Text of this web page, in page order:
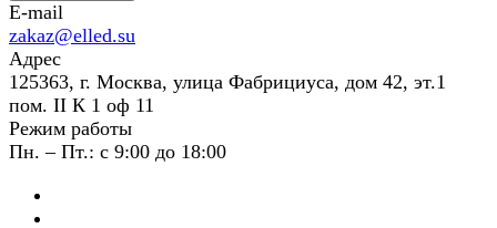
E-mail
zakaz@elled.su
Адрес
125363, г. Москва, улица Фабрициуса, дом 42, эт.1
пом. II К 1 оф 11
Режим работы
Пн. – Пт.: с 9:00 до 18:00